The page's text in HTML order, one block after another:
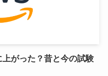
がった？昔と今の試験